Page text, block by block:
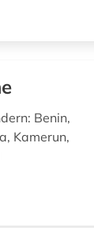
Benin,
Kamerun,